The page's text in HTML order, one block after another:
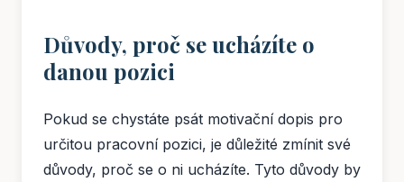
Důvody, proč se ucházíte o
danou pozici
Pokud se chystáte psát motivační dopis pro
určitou pracovní pozici, je důležité zmínit své
důvody, proč se o ni ucházíte. Tyto důvody by